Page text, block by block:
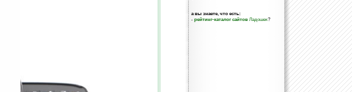
а вы знаете, что есть:
- рейтинг-каталог сайтов Ладошек?